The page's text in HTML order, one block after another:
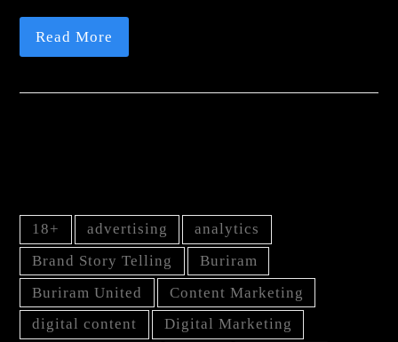
Read More
18+ advertising
analytics
Brand Story Telling
Buriram
Buriram United
Content Marketing
digital content
Digital Marketing